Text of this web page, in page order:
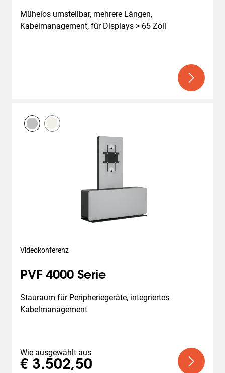
Mühelos umstellbar, mehrere Längen,
Kabelmanagement, für Displays > 65 Zoll
Videokonferenz
PVF 4000 Serie
Stauraum für Peripheriegeräte, integriertes
Kabelmanagement
Wie ausgewählt aus
€ 3.502,50